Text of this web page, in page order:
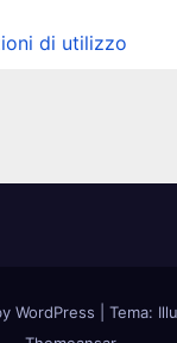
di utilizzo
WordPress
Tema: